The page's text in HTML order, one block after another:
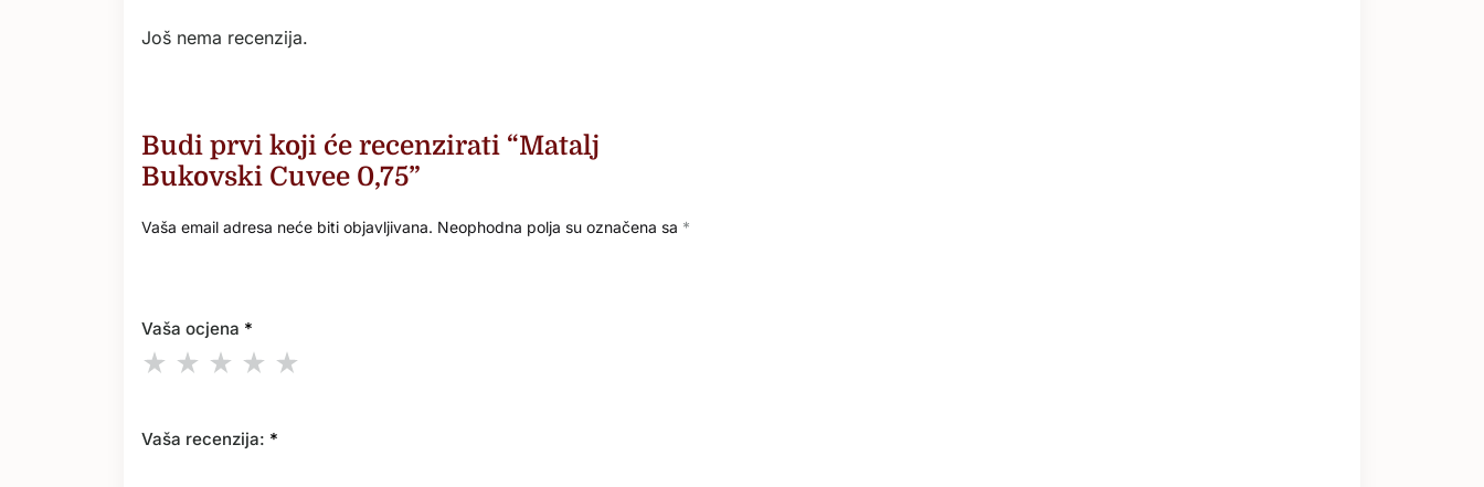
Još nema recenzija.
Budi prvi koji će recenzirati “Matalj
Bukovski Cuvee 0,75”
Vaša email adresa neće biti objavljivana. Neophodna polja su označena sa *
Vaša ocjena *
Vaša recenzija: *